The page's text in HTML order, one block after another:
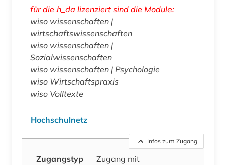
für die h_da lizenziert sind die Module:
wiso wissenschaften |
wirtschaftswissenschaften
wiso wissenschaften |
Sozialwissenschaften
wiso wissenschaften | Psychologie
wiso Wirtschaftspraxis
wiso Volltexte
Hochschulnetz
Infos zum Zugang
Zugangstyp
Zugang mit